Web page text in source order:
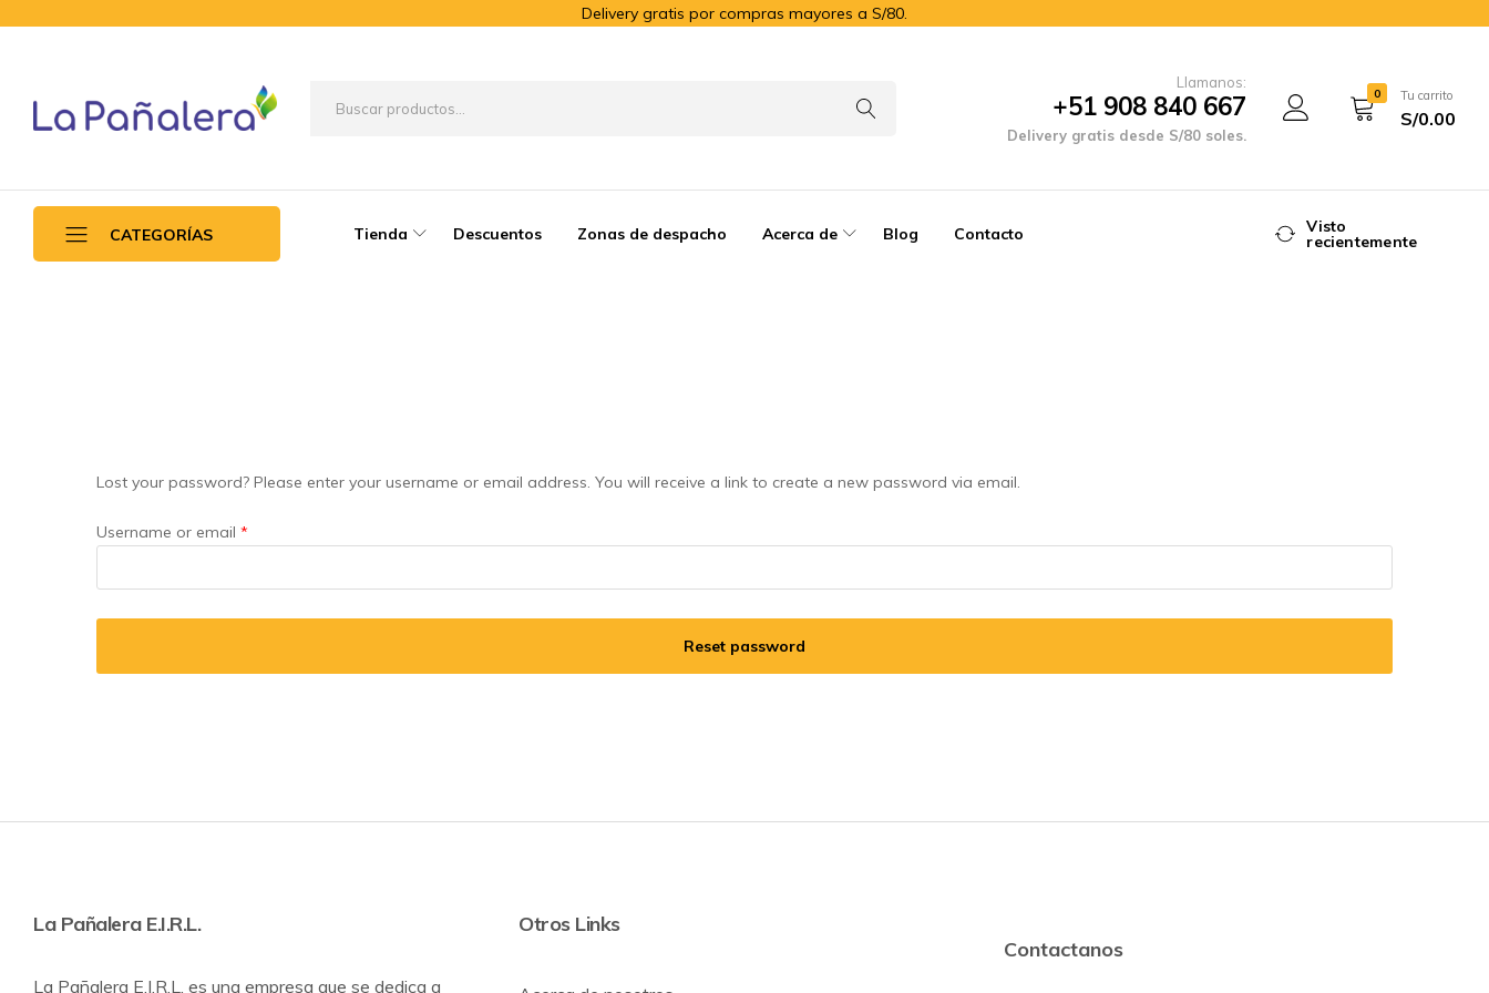
Delivery gratis por compras mayores a S/80.
higiene
para
Llamanos:
+51 908 840 667
Delivery gratis desde S/80 soles.
0 Tu carrito
S/0.00
CATEGORÍAS
Practipañal
Protectores de cama / Sabanillas
Toallas húmedas
Tienda Descuentos Zonas de despacho Acerca de Blog Contacto Visto
recientemente
Lost your password? Please enter your username or email address. You will receive a link to create a new password via email.
Username or email *
Reset password
La Pañalera E.I.R.L.
La Pañalera E.I.R.L. es una empresa que se dedica a
Otros Links
Contactanos